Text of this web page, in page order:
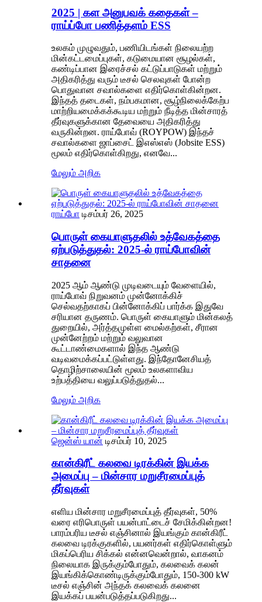
2025 | கள அனுபவக் கதைகள் –
ராய்ப்போ பணித்தளம் ESS
உலகம் முழுவதும், பணியிடங்கள் நிலையற்ற
மின்கட்டமைப்புகள், கடுமையான சூழல்கள்,
கண்டிப்பான இரைச்சல் கட்டுப்பாடுகள் மற்றும்
அதிகரித்து வரும் டீசல் செலவுகள் போன்ற
பொதுவான சவால்களை எதிர்கொள்கின்றன.
இந்தத் தடைகள், நம்பகமான, சூழ்நிலைக்கேற்ப
மாற்றியமைக்கக்கூடிய மற்றும் நீடித்த மின்சாரத்
தீர்வுகளுக்கான தேவையை அதிகரித்து
வருகின்றன. ராய்போவ் (ROYPOW) இந்தச்
சவால்களை ஜாப்சைட் இஎஸ்எஸ் (Jobsite ESS)
மூலம் எதிர்கொள்கிறது, எனவே...
மேலும் அறிக
ராய்போ டிசம்பர் 26, 2025
பொருள் கையாளுதலில் உத்வேகத்தை
ஏற்படுத்துதல்: 2025-ல் ராய்போவின்
சாதனை
2025 ஆம் ஆண்டு முடிவடையும் வேளையில்,
ராய்போவ் நிறுவனம் முன்னோக்கிச்
செல்வதற்காகப் பின்னோக்கிப் பார்க்க இதுவே
சரியான தருணம். பொருள் கையாளும் மின்கலத்
துறையில், அர்த்தமுள்ள மைல்கற்கள், சீரான
முன்னேற்றம் மற்றும் வலுவான
கூட்டாண்மைகளால் இந்த ஆண்டு
வடிவமைக்கப்பட்டுள்ளது. இந்தோனேசியத்
தொழிற்சாலையின் மூலம் உலகளாவிய
உற்பத்தியை வலுப்படுத்துதல்...
மேலும் அறிக
ஜென்ஸ் யான் டிசம்பர் 10, 2025
கான்கிரீட் கலவை டிரக்கின் இயக்க
அமைப்பு – மின்சார மறுசீரமைப்புத்
தீர்வுகள்
எளிய மின்சார மறுசீரமைப்புத் தீர்வுகள், 50%
வரை எரிபொருள் பயன்பாட்டைச் சேமிக்கின்றன!
பாரம்பரிய டீசல் எஞ்சினால் இயங்கும் கான்கிரீட்
கலவை டிரக்குகளில், பயனர்கள் எதிர்கொள்ளும்
மிகப்பெரிய சிக்கல் என்னவென்றால், வாகனம்
நிலையாக இருக்கும்போதும், கலவைக் கலன்
இயங்கிக்கொண்டிருக்கும்போதும், 150-300 kW
டீசல் எஞ்சின் அந்தக் கலவைக் கலனை
இயக்கப் பயன்படுத்தப்படுகிறது...